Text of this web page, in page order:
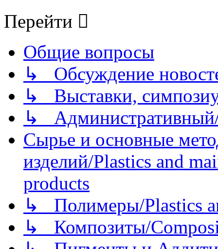
Перейти
Общие вопросы
↳ Обсуждение
↳ Выставки,
↳
Сырье и основные
изделий/Plastics and
products
↳ Полимеры/Plastics
↳ Композиты/